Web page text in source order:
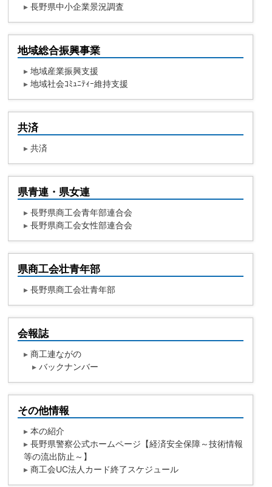
▸長野県中小企業景況調査
地域総合振興事業
▸地域産業振興支援
▸地域社会ｺﾐｭﾆﾃｨｰ維持支援
共済
▸共済
県青連・県女連
▸長野県商工会青年部連合会
▸長野県商工会女性部連合会
県商工会壮青年部
▸長野県商工会壮青年部
会報誌
▸商工連ながの
▸バックナンバー
その他情報
▸本の紹介
▸長野県警察公式ホームページ【経済安全保障～技術情報
等の流出防止～】
▸商工会UC法人カード終了スケジュール